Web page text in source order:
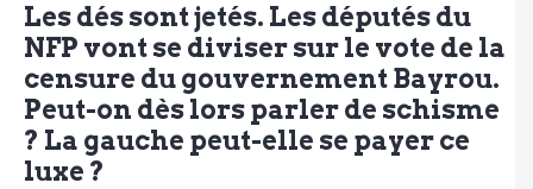
Les dés sont jetés. Les députés du
NFP vont se diviser sur le vote de la
censure du gouvernement Bayrou.
Peut-on dès lors parler de schisme
? La gauche peut-elle se payer ce
luxe ?